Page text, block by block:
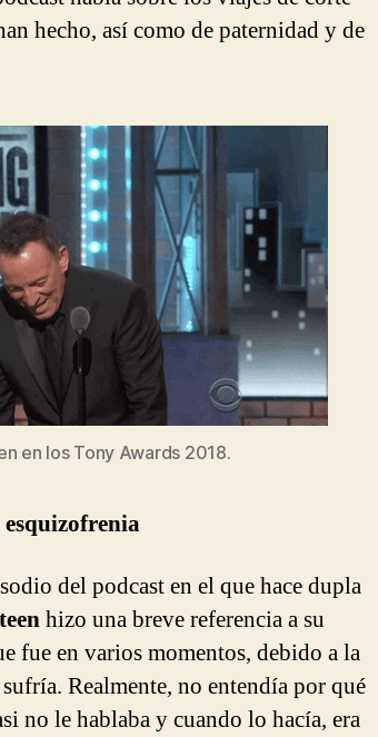
hecho, así como de paternidad y de
en los Tony Awards 2018.
del podcast en el que hace dupla
hizo una breve referencia a su
fue en varios momentos, debido a la
Realmente, no entendía por qué
no le hablaba y cuando lo hacía, era